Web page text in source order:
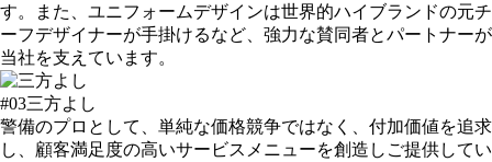
す。また、ユニフォームデザインは世界的ハイブランドの元チ
ーフデザイナーが手掛けるなど、強力な賛同者とパートナーが
当社を支えています。
#03三方よし
警備のプロとして、単純な価格競争ではなく、付加価値を追求
し、顧客満足度の高いサービスメニューを創造しご提供してい